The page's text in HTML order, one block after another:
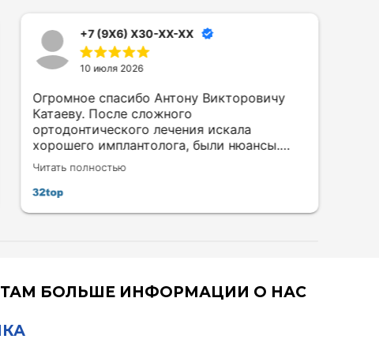
+7 (9X6) X30-XX-XX
10 июля 2026
Огромное спасибо Антону Викторовичу
Катаеву. После сложного
ортодонтического лечения искала
хорошего имплантолога, были нюансы.
Переживала. По совету подруги пошла к
первой консультации. Поставил четыре
Читать полностью
БОЛЬШЕ ИНФОРМАЦИИ О НАС